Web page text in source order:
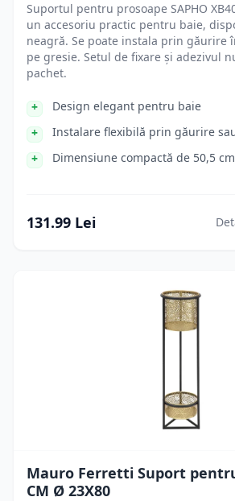
Suportul pentru prosoape SAPHO
un accesoriu practic pentru baie,
neagră. Se poate instala prin găurire
pe gresie. Setul de fixare și adezivul
pachet.
Design elegant pentru baie
Instalare flexibilă prin găurire
Dimensiune compactă de 50,5 cm
131.99 Lei
Mauro Ferretti Suport
CM Ø 23X80